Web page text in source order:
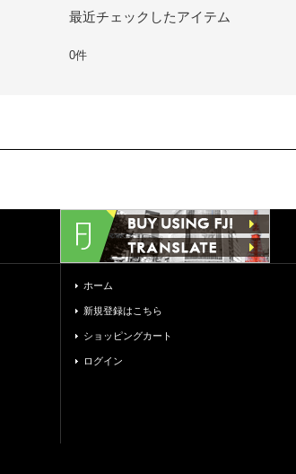
最近チェックしたアイテム
0件
ホーム
新規登録はこちら
ショッピングカート
ログイン